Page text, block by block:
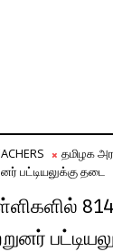
தமிழக
பட்டியலுக்கு தடை